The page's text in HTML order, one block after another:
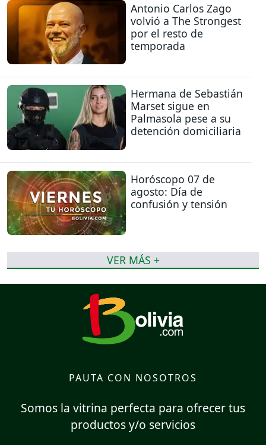
Antonio Carlos Zago
volvió a The Strongest
por el resto de
temporada
Hermana de Sebastián
Marset sigue en
Palmasola pese a su
detención domiciliaria
Horóscopo 07 de
agosto: Día de
confusión y tensión
VER MÁS +
PAUTA CON NOSOTROS
Somos la vitrina perfecta para ofrecer tus
productos y/o servicios